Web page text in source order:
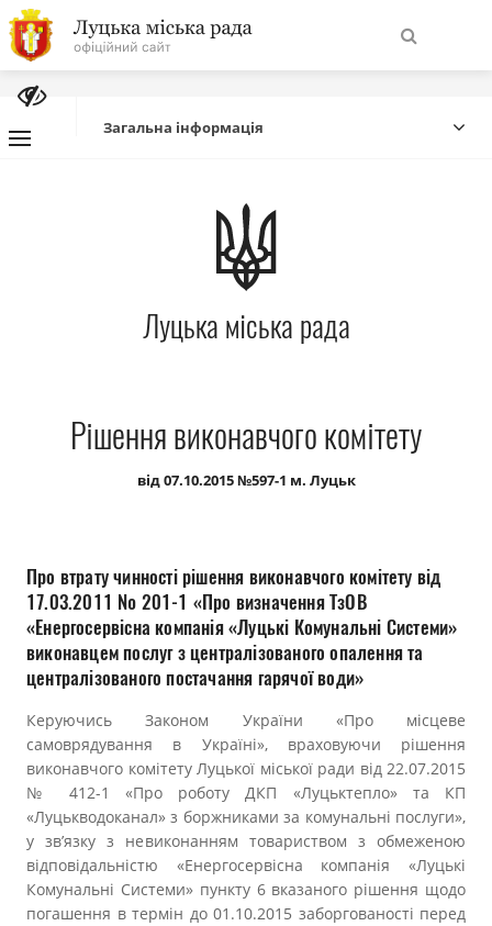
На
головну
Про місто
Міська влада
Міська рада
Публічна інформація
Документи
Загальна інформація
Луцька міська рада
Рішення виконавчого комітету
від 07.10.2015 №597-1 м. Луцьк
Про втрату чинності рішення виконавчого комітету від
17.03.2011 № 201-1 «Про визначення ТзОВ
«Енергосервісна компанія «Луцькі Комунальні Системи»
виконавцем послуг з централізованого опалення та
централізованого постачання гарячої води»
Керуючись Законом України «Про місцеве
самоврядування в Україні», враховуючи рішення
виконавчого комітету Луцької міської ради від 22.07.2015
№ 412-1 «Про роботу ДКП «Луцьктепло» та КП
«Луцькводоканал» з боржниками за комунальні послуги»,
у зв’язку з невиконанням товариством з обмеженою
відповідальністю «Енергосервісна компанія «Луцькі
Комунальні Системи» пункту 6 вказаного рішення щодо
погашення в термін до 01.10.2015 заборгованості перед